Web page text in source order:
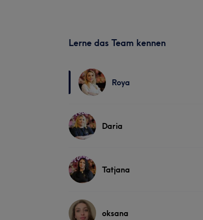
Lerne das Team kennen
Roya
Daria
Tatjana
oksana